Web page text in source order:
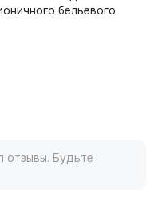
бельевого
отзывы. Будьте